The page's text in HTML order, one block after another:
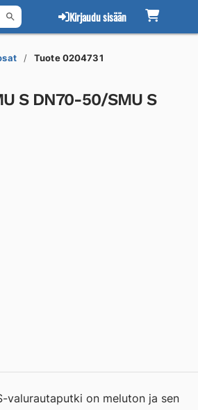
Kirjaudu sisään
Tuote 0204731
S DN70-50/SMU S
valurautaputki on meluton ja sen